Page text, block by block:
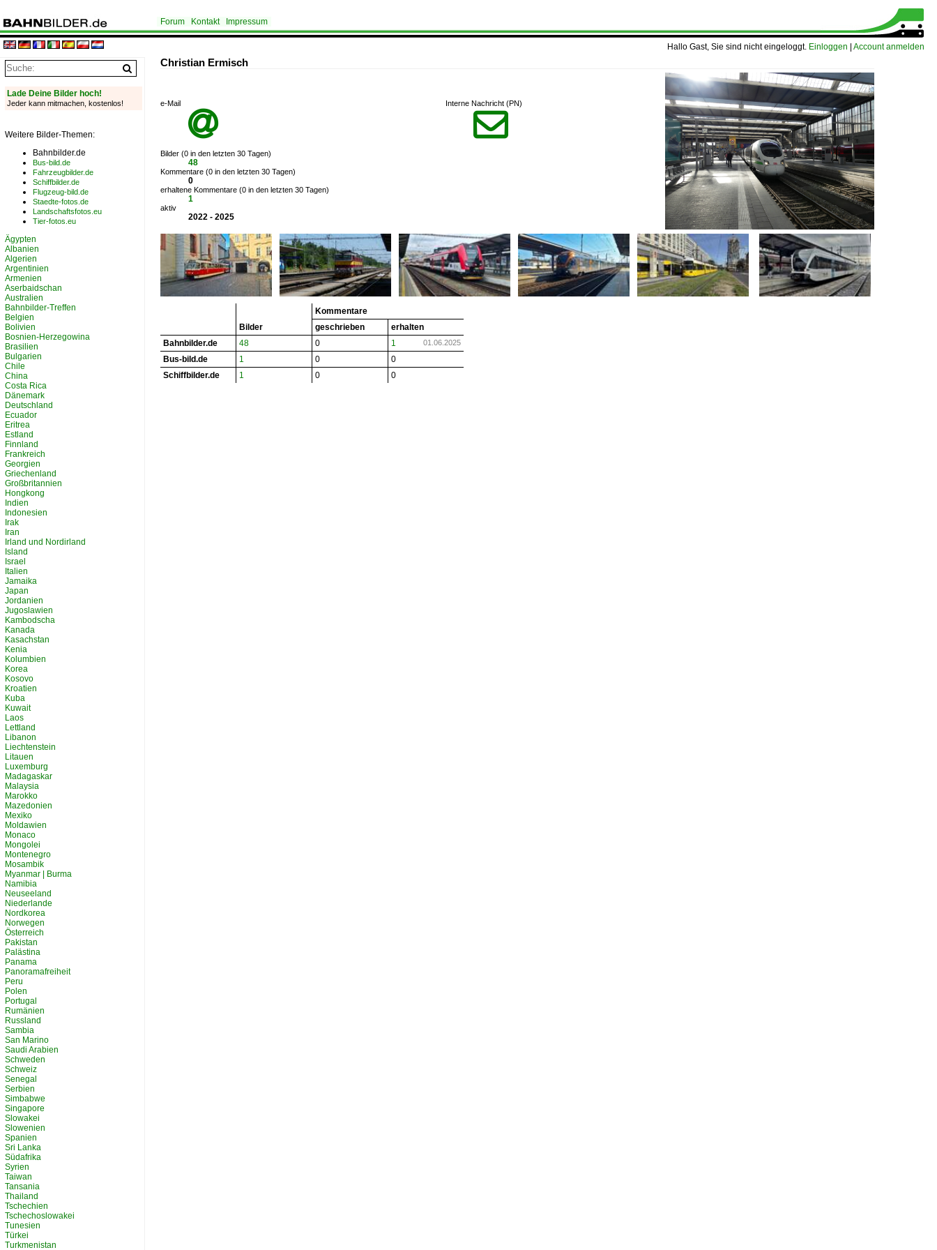
Hallo Gast, Sie sind nicht eingeloggt. Einloggen Account anmelden
Forum Kontakt Impressum
Christian Ermisch
Interne Nachricht (PN)

e-Mail

Bilder (0 in den letzten 30 Tagen)
48
Kommentare (0 in den letzten 30 Tagen)
0
erhaltene Kommentare (0 in den letzten 30 Tagen)
1
aktiv
2022 - 2025
Bilder
Kommentare
geschrieben
erhalten
Bahnbilder.de
48 0 1 01.06.2025
Bus-bild.de 1 0
0
Schiffbilder.de
1 0 0
Lade Deine Bilder hoch!
Jeder kann mitmachen, kostenlos!
Weitere Bilder-Themen:
Bahnbilder.de
Bus-bild.de
Fahrzeugbilder.de
Schiffbilder.de
Flugzeug-bild.de
Staedte-fotos.de
Landschaftsfotos.eu
Tier-fotos.eu
Ägypten
Albanien
Algerien
Argentinien
Armenien
Aserbaidschan
Australien
Bahnbilder-Treffen
Belgien
Bolivien
Bosnien-Herzegowina
Brasilien
Bulgarien
Chile
China
Costa Rica
Dänemark
Deutschland
Ecuador
Eritrea
Estland
Finnland
Frankreich
Georgien
Griechenland
Großbritannien
Hongkong
Indien
Indonesien
Irak
Iran
Irland und Nordirland
Island
Israel
Italien
Jamaika
Japan
Jordanien
Jugoslawien
Kambodscha
Kanada
Kasachstan
Kenia
Kolumbien
Korea
Kosovo
Kroatien
Kuba
Kuwait
Laos
Lettland
Libanon
Liechtenstein
Litauen
Luxemburg
Madagaskar
Malaysia
Marokko
Mazedonien
Mexiko
Moldawien
Monaco
Mongolei
Montenegro
Mosambik
Myanmar | Burma
Namibia
Neuseeland
Niederlande
Nordkorea
Norwegen
Österreich
Pakistan
Palästina
Panama
Panoramafreiheit
Peru
Polen
Portugal
Rumänien
Russland
Sambia
San Marino
Saudi Arabien
Schweden
Schweiz
Senegal
Serbien
Simbabwe
Singapore
Slowakei
Slowenien
Spanien
Sri Lanka
Südafrika
Syrien
Taiwan
Tansania
Thailand
Tschechien
Tschechoslowakei
Tunesien
Türkei
Turkmenistan